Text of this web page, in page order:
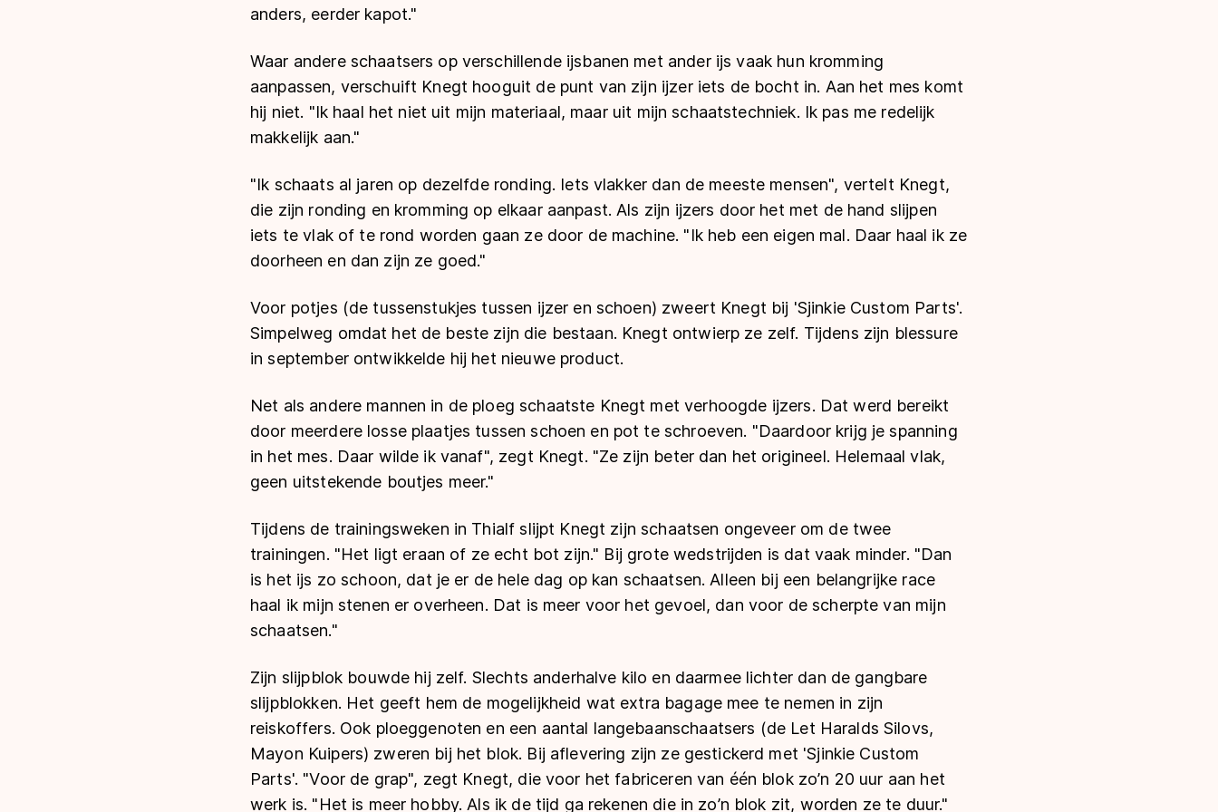
anders, eerder kapot."
Waar andere schaatsers op verschillende ijsbanen met ander ijs vaak hun kromming
aanpassen, verschuift Knegt hooguit de punt van zijn ijzer iets de bocht in. Aan het mes komt
hij niet. "Ik haal het niet uit mijn materiaal, maar uit mijn schaatstechniek. Ik pas me redelijk
makkelijk aan."
"Ik schaats al jaren op dezelfde ronding. Iets vlakker dan de meeste mensen", vertelt Knegt,
die zijn ronding en kromming op elkaar aanpast. Als zijn ijzers door het met de hand slijpen
iets te vlak of te rond worden gaan ze door de machine. "Ik heb een eigen mal. Daar haal ik ze
doorheen en dan zijn ze goed."
Voor potjes (de tussenstukjes tussen ijzer en schoen) zweert Knegt bij 'Sjinkie Custom Parts'.
Simpelweg omdat het de beste zijn die bestaan. Knegt ontwierp ze zelf. Tijdens zijn blessure
in september ontwikkelde hij het nieuwe product.
Net als andere mannen in de ploeg schaatste Knegt met verhoogde ijzers. Dat werd bereikt
door meerdere losse plaatjes tussen schoen en pot te schroeven. "Daardoor krijg je spanning
in het mes. Daar wilde ik vanaf", zegt Knegt. "Ze zijn beter dan het origineel. Helemaal vlak,
geen uitstekende boutjes meer."
Tijdens de trainingsweken in Thialf slijpt Knegt zijn schaatsen ongeveer om de twee
trainingen. "Het ligt eraan of ze echt bot zijn." Bij grote wedstrijden is dat vaak minder. "Dan
is het ijs zo schoon, dat je er de hele dag op kan schaatsen. Alleen bij een belangrijke race
haal ik mijn stenen er overheen. Dat is meer voor het gevoel, dan voor de scherpte van mijn
schaatsen."
Zijn slijpblok bouwde hij zelf. Slechts anderhalve kilo en daarmee lichter dan de gangbare
slijpblokken. Het geeft hem de mogelijkheid wat extra bagage mee te nemen in zijn
reiskoffers. Ook ploeggenoten en een aantal langebaanschaatsers (de Let Haralds Silovs,
Mayon Kuipers) zweren bij het blok. Bij aflevering zijn ze gestickerd met 'Sjinkie Custom
Parts'. "Voor de grap", zegt Knegt, die voor het fabriceren van één blok zo’n 20 uur aan het
werk is. "Het is meer hobby. Als ik de tijd ga rekenen die in zo’n blok zit, worden ze te duur."